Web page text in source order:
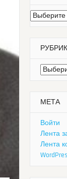
Архивы
Рубрики
МЕТА
Войти
Лента
Лента